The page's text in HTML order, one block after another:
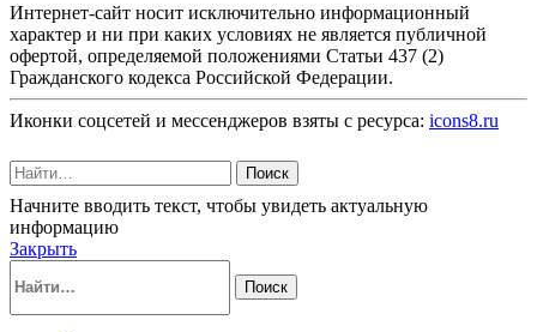
Интернет-сайт носит исключительно информационный
характер и ни при каких условиях не является публичной
офертой, определяемой положениями Статьи 437 (2)
Гражданского кодекса Российской Федерации.
Иконки соцсетей и мессенджеров взяты с ресурса: icons8.ru
Поиск
Начните вводить текст, чтобы увидеть актуальную
информацию
Закрыть
Поиск